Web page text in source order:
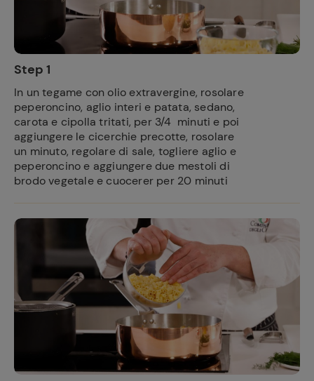
Step 1
In un tegame con olio extravergine, rosolare
peperoncino, aglio interi e patata, sedano,
carota e cipolla tritati, per 3/4 minuti e poi
aggiungere le cicerchie precotte, rosolare
un minuto, regolare di sale, togliere aglio e
peperoncino e aggiungere due mestoli di
brodo vegetale e cuocerer per 20 minuti